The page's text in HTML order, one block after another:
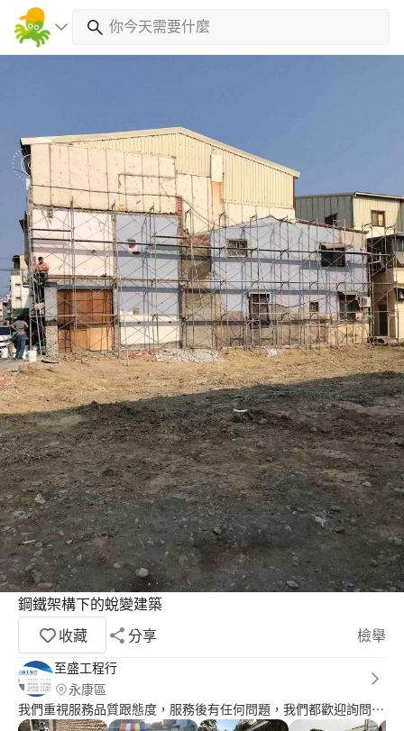
鋼鐵架構下的蛻變建築
收藏
分享 檢舉
至盛工程行
永康區
我們重視服務品質跟態度，服務後有任何問題，我們都歡迎詢問⋯